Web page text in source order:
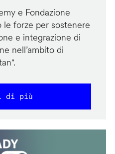
e Fondazione
le forze per sostenere
e integrazione di
nell’ambito di
di più